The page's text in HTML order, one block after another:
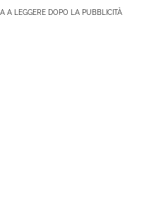
A LEGGERE DOPO LA PUBBLICITÀ